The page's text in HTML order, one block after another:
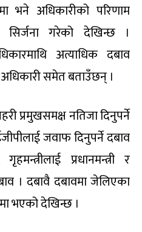
भने अधिकारीको परिणाम
गरेको देखिन्छ ।
अत्याधिक दबाव
समेत बताउँछन् ।
प्रमुखसमक्ष नतिजा दिनुपर्ने
जवाफ दिनुपर्ने दबाव
प्रधानमन्त्री र
। दबावै दबावमा जेलिएका
भएको देखिन्छ ।